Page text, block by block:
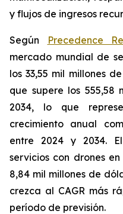
y flujos de ingresos
Según Precedence
mercado mundial de
los 33,55 mil millones
que supere los 555,58
2034, lo que
crecimiento anual
entre 2024 y 2034.
servicios con drones
8,84 mil millones de
crezca al CAGR más
período de previsión.